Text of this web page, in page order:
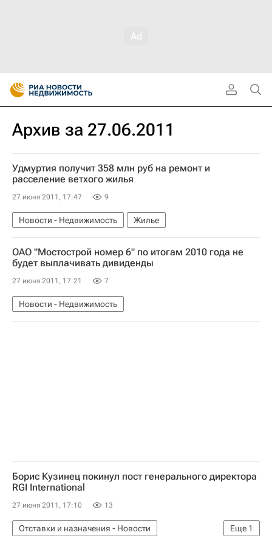
Архив за 27.06.2011
Удмуртия получит 358 млн руб на ремонт и
расселение ветхого жилья
27 июня 2011, 17:47 9
Новости - Недвижимость Жилье
ОАО "Мостострой номер 6" по итогам 2010 года не
будет выплачивать дивиденды
27 июня 2011, 17:21 7
Новости - Недвижимость
Борис Кузинец покинул пост генерального директора
RGI International
27 июня 2011, 17:10 13
Еще 1
Отставки и назначения - Новости